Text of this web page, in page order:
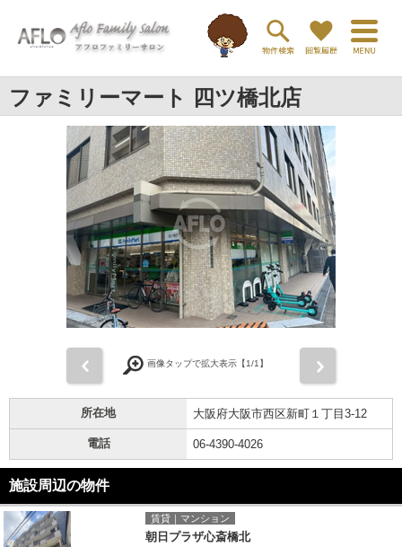
ファミリーマート 四ツ橋北店
画像タップで拡大表示【1/1】
所在地 大阪府大阪市西区新町１丁目3-12
電話 06-4390-4026
施設周辺の物件
賃貸｜マンション
朝日プラザ心斎橋北